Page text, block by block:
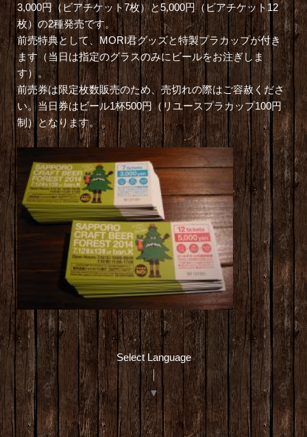
3,000円（ビアチケット7枚）と5,000円（ビアチケット12
枚）の2種発売です。
前売特典として、MORI君グッズと特製プラカップが付き
ます（当日は指定のグラスのみにビールをお注ぎしま
す）。
前売券は限定枚数販売のため、売切れの際はご容赦くださ
い。当日券はビール1杯500円（リユースプラカップ100円
制）となります。
Select Language
▼